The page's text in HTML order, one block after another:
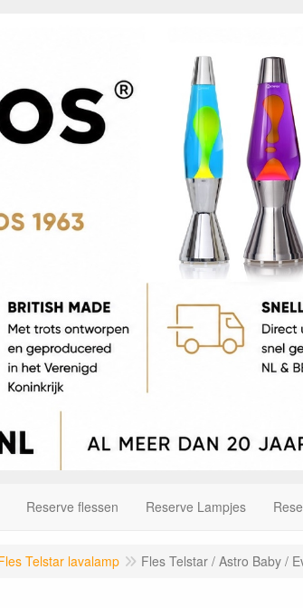
Reserve flessen Reserve Lampjes
Telstar lavalamp Fles Telstar / Astro Baby /